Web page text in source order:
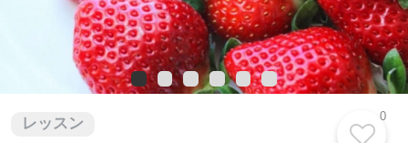
レッスン 0